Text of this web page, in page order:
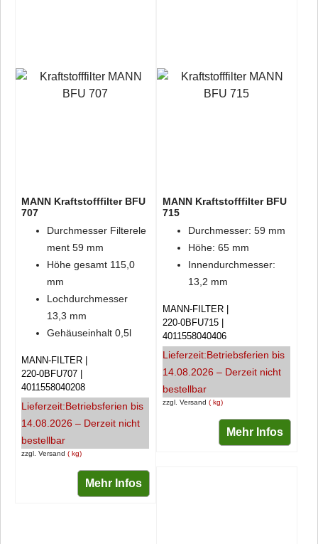
MANN Kraftstofffilter BFU
707
Durchmesser Filterele
ment 59 mm
Höhe gesamt 115,0
mm
Lochdurchmesser
13,3 mm
Gehäuseinhalt 0,5l
zzgl. Versand kg
MANN-FILTER
220-0BFU707
4011558040208
Lieferzeit:Betriebsferien bis
14.08.2026 – Derzeit nicht
bestellbar
Mehr Infos
MANN Kraftstofffilter BFU
715
Durchmesser: 59 mm
Höhe: 65 mm
Innendurchmesser:
13,2 mm
zzgl. Versand kg
MANN-FILTER
220-0BFU715
4011558040406
Lieferzeit:Betriebsferien bis
14.08.2026 – Derzeit nicht
bestellbar
Mehr Infos